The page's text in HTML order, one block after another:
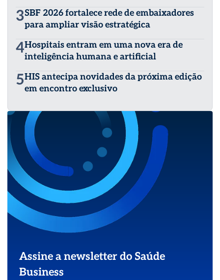
3SBF 2026 fortalece rede de embaixadores
para ampliar visão estratégica
4Hospitais entram em uma nova era de
inteligência humana e artificial
5HIS antecipa novidades da próxima edição
em encontro exclusivo
Assine a newsletter do Saúde
Business